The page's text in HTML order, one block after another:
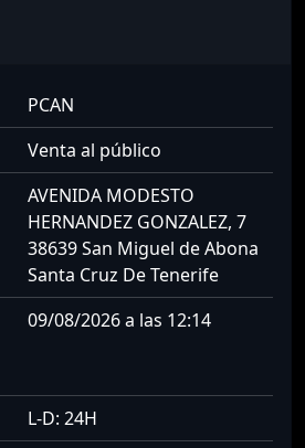
PCAN
Venta al público
AVENIDA MODESTO
HERNANDEZ GONZALEZ, 7
38639 San Miguel de Abona
Santa Cruz De Tenerife
09/08/2026 a las 12:14
L-D: 24H